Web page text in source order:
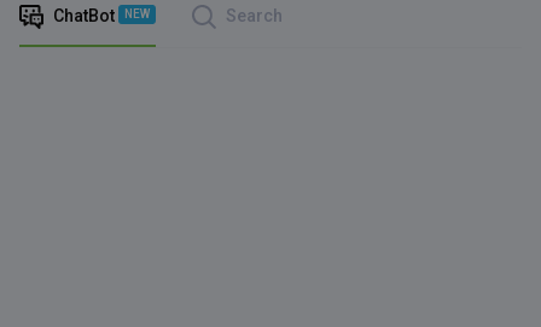
ChatBot NEW Search